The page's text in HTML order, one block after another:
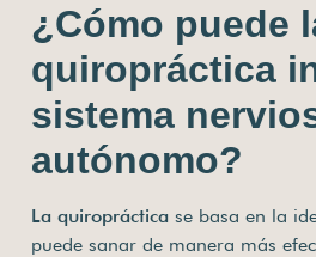
¿Cómo puede
quiropráctica
sistema
autónomo?
La quiropráctica se basa en la
puede sanar de manera más